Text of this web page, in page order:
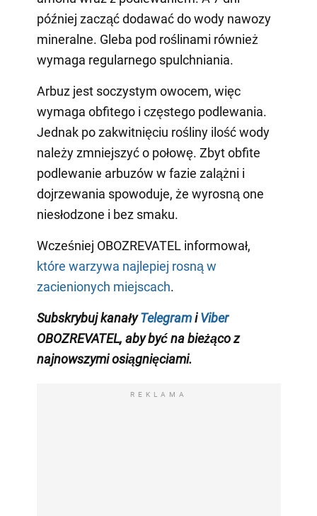
później zacząć dodawać do wody nawozy
mineralne. Gleba pod roślinami również
wymaga regularnego spulchniania.
Arbuz jest soczystym owocem, więc
wymaga obfitego i częstego podlewania.
Jednak po zakwitnięciu rośliny ilość wody
należy zmniejszyć o połowę. Zbyt obfite
podlewanie arbuzów w fazie zalążni i
dojrzewania spowoduje, że wyrosną one
niesłodzone i bez smaku.
Wcześniej OBOZREVATEL informował,
które warzywa najlepiej rosną w
zacienionych miejscach.
Subskrybuj kanałyTelegramiViber
OBOZREVATEL, aby być na bieżąco z
najnowszymi osiągnięciami.
REKLAMA